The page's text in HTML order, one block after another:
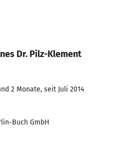
Dr. Pilz-Klement
2 Monate, seit Juli 2014
Buch GmbH